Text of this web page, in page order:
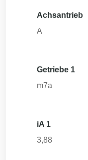
Achsantrieb
A
Getriebe 1
m7a
iA 1
3,88